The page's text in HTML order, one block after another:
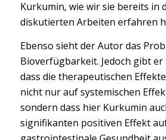
Kurkumin, wie wir sie bereits in
diskutierten Arbeiten erfahren
Ebenso sieht der Autor das
Bioverfügbarkeit. Jedoch gibt er
dass die therapeutischen
nicht nur auf systemischen
sondern dass hier Kurkumin
signifikanten positiven Effekt